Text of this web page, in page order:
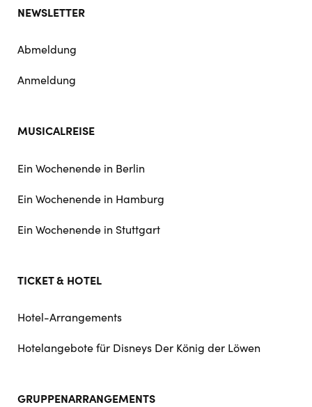
NEWSLETTER
Abmeldung
Anmeldung
MUSICALREISE
Ein Wochenende in Berlin
Ein Wochenende in Hamburg
Ein Wochenende in Stuttgart
TICKET & HOTEL
Hotel-Arrangements
Hotelangebote für Disneys Der König der Löwen
GRUPPENARRANGEMENTS